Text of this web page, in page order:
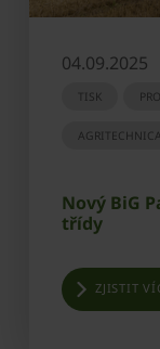
04.09.2025
TISK
AGRITECHNICA
Nový BiG
třídy
ZJISTIT